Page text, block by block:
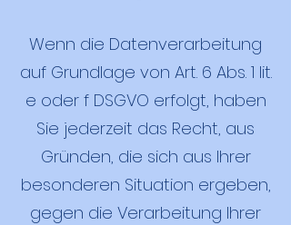
Wenn die Datenverarbeitung
auf Grundlage von Art. 6 Abs. 1 lit.
e oder f DSGVO erfolgt, haben
Sie jederzeit das Recht, aus
Gründen, die sich aus Ihrer
besonderen Situation ergeben,
gegen die Verarbeitung Ihrer